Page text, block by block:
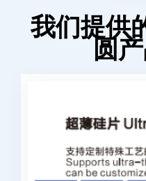
我们提供
圆